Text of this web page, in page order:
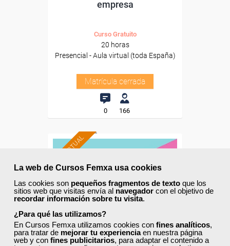
La web de Cursos Femxa usa cookies
Las cookies son pequeños fragmentos de texto que los
sitios web que visitas envía al navegador con el objetivo de
recordar información sobre tu visita.
¿Para qué las utilizamos?
En Cursos Femxa utilizamos cookies con fines analíticos,
para tratar de mejorar tu experienciaen nuestra página
web y con fines publicitarios, para adaptar el contenido a
empresa
Curso Gratuito
20 horas
Presencial - Aula virtual (toda España)
Matrícula cerrada
0 166
AULA VIRTUAL